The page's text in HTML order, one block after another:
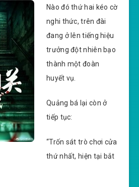
Nào đó thứ hai kéo cờ
nghi thức, trên đài
đang ở lên tiếng hiệu
trưởng đột nhiên bạo
thành một đoàn
huyết vụ.
Quảng bá lại còn ở
tiếp tục:
“Trốn sát trò chơi cửa
thứ nhất, hiện tại bắt